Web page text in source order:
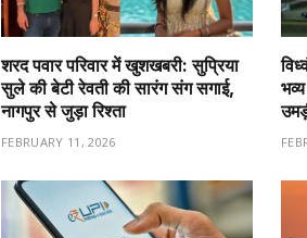
शरद पवार परिवार में खुशखबरी: सुप्रिया
सुले की बेटी रेवती की सारंग संग सगाई,
नागपुर से जुड़ा रिश्ता
FEBRUARY 11, 2026